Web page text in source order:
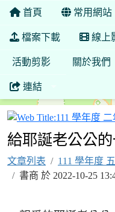
首頁 常用網站
檔案下載 線上
活動剪影 關於我們
連結
給耶誕老公公
文章列表
111 學年度
書商 於 2022-10-25